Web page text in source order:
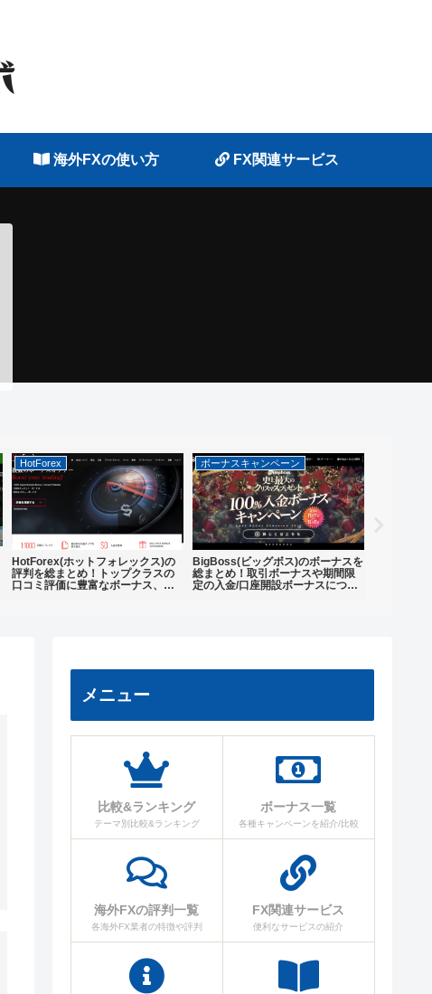
海外FXの使い方 FX関連サービス
HotForex
HotForex(ホットフォレックス)の
評判を総まとめ！トップクラスの
口コミ評価に豊富なボーナス、高
ボーナスキャンペーン
BigBoss(ビッグボス)のボーナスを
総まとめ！取引ボーナスや期間限
定の入金/口座開設ボーナスについ
メニュー
比較&ランキング
テーマ別比較&ランキング
ボーナス一覧
各種キャンペーンを紹介/比較
海外FXの評判一覧
各海外FX業者の特徴や評判
FX関連サービス
便利なサービスの紹介